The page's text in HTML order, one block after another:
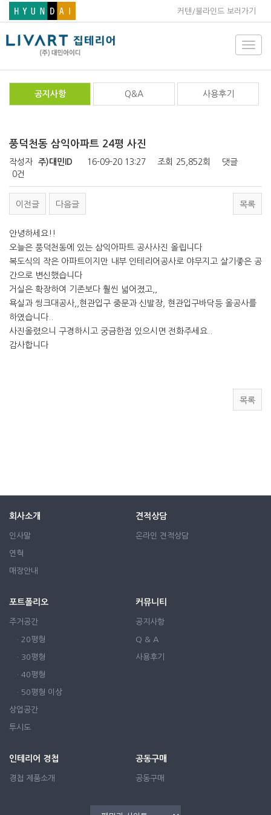
커텐/블라인드 보러가기
공지사항 Q&A 사용후기
풍덕천동 삼익아파트 24평 사진
작성자 주)대민ID 16-09-20 13:27 조회 25,852회
댓글
0건
이전글 다음글 목록
안녕하세요!!
오늘은 풍덕천동에 있는 삼익아파트 공사사진 올립니다
복도식의 작은 아파트이지만 내부 인테리어공사로 야무지고 살기좋은 공
간으로 변신했습니다
거실은 확장하여 기존보다 훨씬 넓어졌고,,
욕실과 씽크대공사,,현관입구 중문과 신발장, 현관입구바닥등 올공사를
하였습니다..
사진올렸으니 구경하시고 궁금한점 있으시면 전화주세요..
감사합니다
목록
회사소개
인사말
연혁
매장안내
견적상담
온라인 견적상담
포트폴리오
주거공간
· 20평형
· 30평형
· 40평형
· 50평형 이상
상업공간
투시도
커뮤니티
공지사항
Q & A
사용후기
인테리어 경첩
경첩 제품소개
공동구매
공동구매